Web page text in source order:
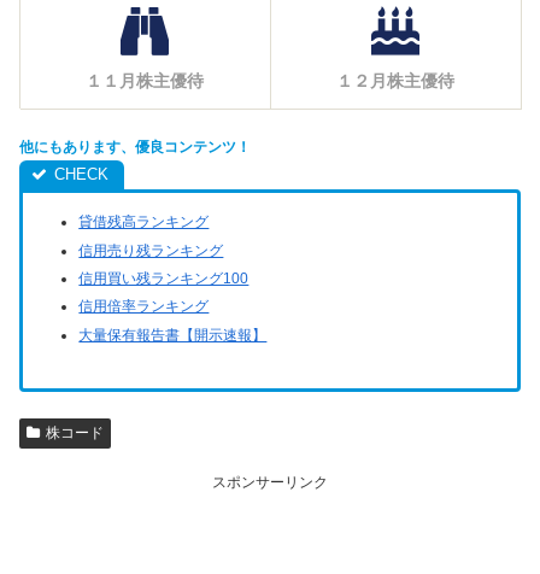
１１月株主優待 １２月株主優待
他にもあります、優良コンテンツ！
貸借残高ランキング
信用売り残ランキング
信用買い残ランキング100
信用倍率ランキング
大量保有報告書【開示速報】
株コード
スポンサーリンク